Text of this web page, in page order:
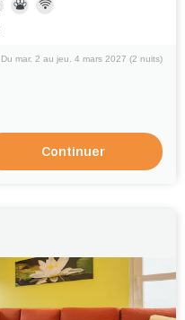
Du mar. 2 au jeu. 4 mars 2027 (2 nuits)
Continuer